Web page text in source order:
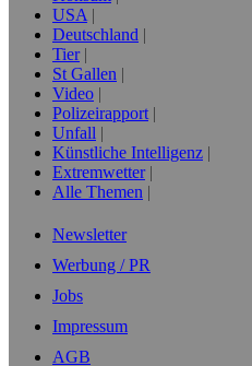
USA
Deutschland
Tier
St Gallen
Video
Polizeirapport
Unfall
Künstliche Intelligenz
Extremwetter
Alle Themen
Newsletter
Werbung / PR
Jobs
Impressum
AGB